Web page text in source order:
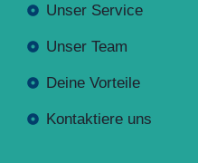
Unser Service
Unser Team
Deine Vorteile
Kontaktiere uns